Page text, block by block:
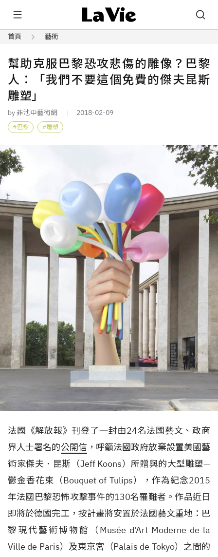
首頁 藝術
幫助克服巴黎恐攻悲傷的雕像？巴黎
人：「我們不要這個免費的傑夫昆斯
雕塑」
by 非池中藝術網 2018-02-09
巴黎 雕塑
法國《解放報》刊登了一封由24名法國藝文、政商
界人士署名的公開信 ，呼籲法國政府放棄設置美國藝
術家傑夫．昆斯（Jeff Koons）所贈與的大型雕塑—
鬱金香花束（Bouquet of Tulips），作為紀念2015
年法國巴黎恐怖攻擊事件的130名罹難者。作品近日
即將於德國完工，按計畫將安置於法國藝文重地：巴
黎現代藝術博物館（Musée d'Art Moderne de la
Ville de Paris）及東京宮（Palais de Tokyo）之間的